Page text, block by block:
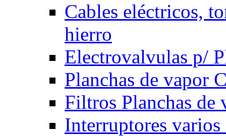
Cables eléctricos,
hierro
Electrovalvulas p/
Planchas de vapor
Filtros Planchas de
Interruptores varios